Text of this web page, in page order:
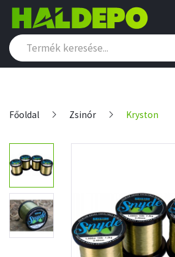
Főoldal Zsinór Kryston